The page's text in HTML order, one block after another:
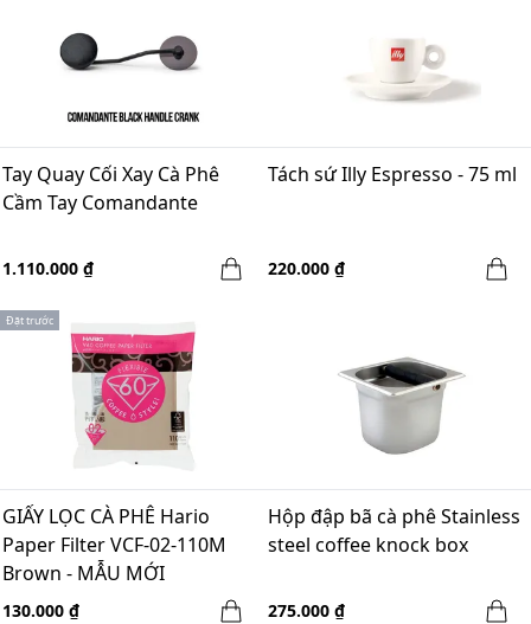
Tay Quay Cối Xay Cà Phê
Cầm Tay Comandante
1.110.000 ₫
Tách sứ Illy Espresso - 75 ml
220.000 ₫
Đặt trước
GIẤY LỌC CÀ PHÊ Hario
Paper Filter VCF-02-110M
Brown - MẪU MỚI
130.000 ₫
Hộp đập bã cà phê Stainless
steel coffee knock box
275.000 ₫